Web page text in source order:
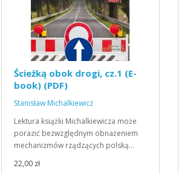
Ścieżką obok drogi, cz.1 (E-
book) (PDF)
Stanisław Michalkiewicz
Lektura książki Michalkiewicza może
porazić bezwzględnym obnażeniem
mechanizmów rządzących polską…
22,00 zł